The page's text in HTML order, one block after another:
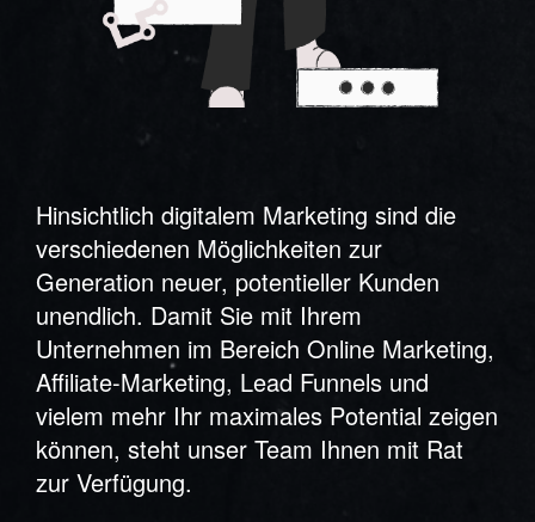
Hinsichtlich digitalem Marketing sind die
verschiedenen Möglichkeiten zur
Generation neuer, potentieller Kunden
unendlich. Damit Sie mit Ihrem
Unternehmen im Bereich Online Marketing,
Affiliate-Marketing, Lead Funnels und
vielem mehr Ihr maximales Potential zeigen
können, steht unser Team Ihnen mit Rat
zur Verfügung.